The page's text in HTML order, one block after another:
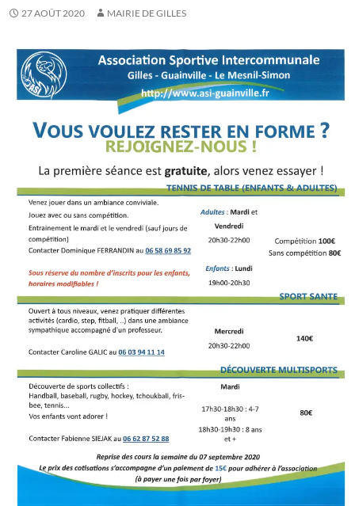
27 AOÛT 2020 MAIRIE DE GILLES